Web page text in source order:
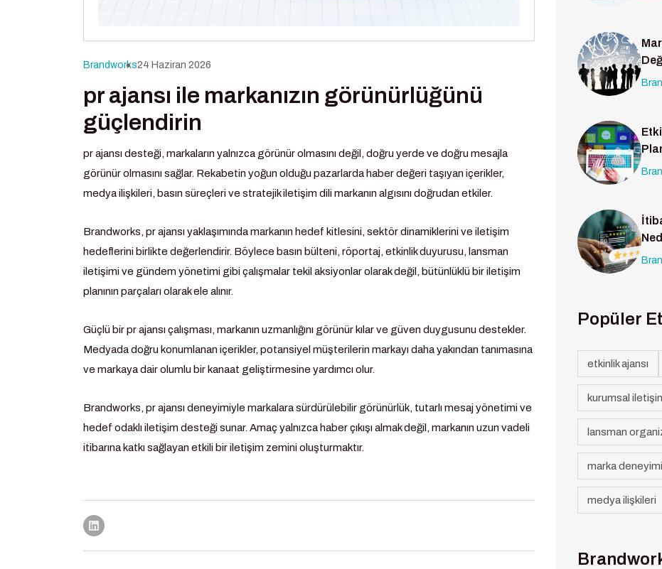
Brandworks24 Haziran 2026
pr ajansı ile markanızın görünürlüğünü
güçlendirin
pr ajansı desteği, markaların yalnızca görünür olmasını değil, doğru yerde ve doğru mesajla
görünür olmasını sağlar. Rekabetin yoğun olduğu pazarlarda haber değeri taşıyan içerikler,
medya ilişkileri, basın süreçleri ve stratejik iletişim dili markanın algısını doğrudan etkiler.
Brandworks, pr ajansı yaklaşımında markanın hedef kitlesini, sektör dinamiklerini ve iletişim
hedeflerini birlikte değerlendirir. Böylece basın bülteni, röportaj, etkinlik duyurusu, lansman
iletişimi ve gündem yönetimi gibi çalışmalar tekil aksiyonlar olarak değil, bütünlüklü bir iletişim
planının parçaları olarak ele alınır.
Güçlü bir pr ajansı çalışması, markanın uzmanlığını görünür kılar ve güven duygusunu destekler.
Medyada doğru konumlanan içerikler, potansiyel müşterilerin markayı daha yakından tanımasına
ve markaya dair olumlu bir kanaat geliştirmesine yardımcı olur.
Brandworks, pr ajansı deneyimiyle markalara sürdürülebilir görünürlük, tutarlı mesaj yönetimi ve
hedef odaklı iletişim desteği sunar. Amaç yalnızca haber çıkışı almak değil, markanın uzun vadeli
itibarına katkı sağlayan etkili bir iletişim zemini oluşturmaktır.
Popüler
etkinlik ajansı
kurumsal
lansman
marka deneyimi
medya ilişkileri